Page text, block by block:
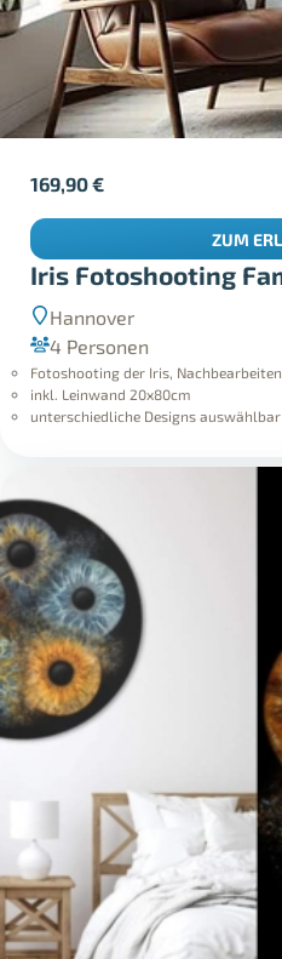
Iris Fotoshooting
Hannover
4 Personen
Fotoshooting der Iris,
inkl. Leinwand 20x80cm
unterschiedliche Designs auswählbar
169,90€
ZUM